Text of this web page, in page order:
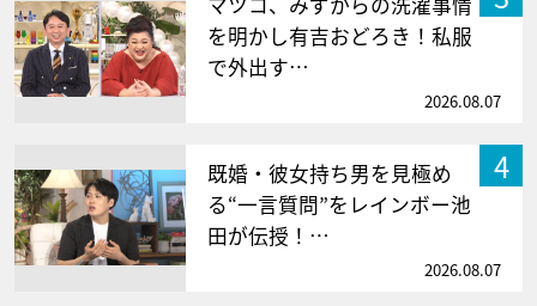
を明かし有吉おどろき！私服
で外出す…
2026.08.07
4
既婚・彼女持ち男を見極め
る“一言質問”をレインボー池
田が伝授！…
2026.08.07